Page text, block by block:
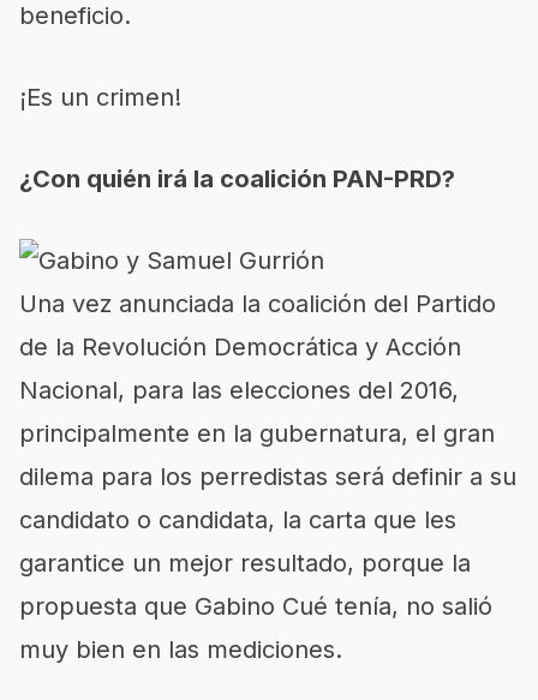
beneficio.
¡Es un crimen!
¿Con quién irá la coalición PAN-PRD?
Una vez anunciada la coalición del Partido
de la Revolución Democrática y Acción
Nacional, para las elecciones del 2016,
principalmente en la gubernatura, el gran
dilema para los perredistas será definir a su
candidato o candidata, la carta que les
garantice un mejor resultado, porque la
propuesta que Gabino Cué tenía, no salió
muy bien en las mediciones.